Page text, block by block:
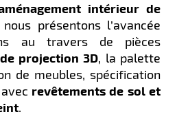
intérieur de
nous présentons l’avancée
au travers de pièces
projection 3D, la palette
de meubles, spécification
revêtements de sol et
.